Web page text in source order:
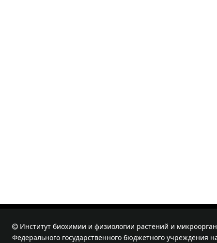
Институт биохимии и физиологии растений и
Федерального государственного бюджетного учреждения